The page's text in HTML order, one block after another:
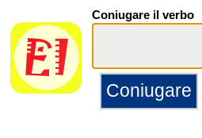
Coniugare il verbo